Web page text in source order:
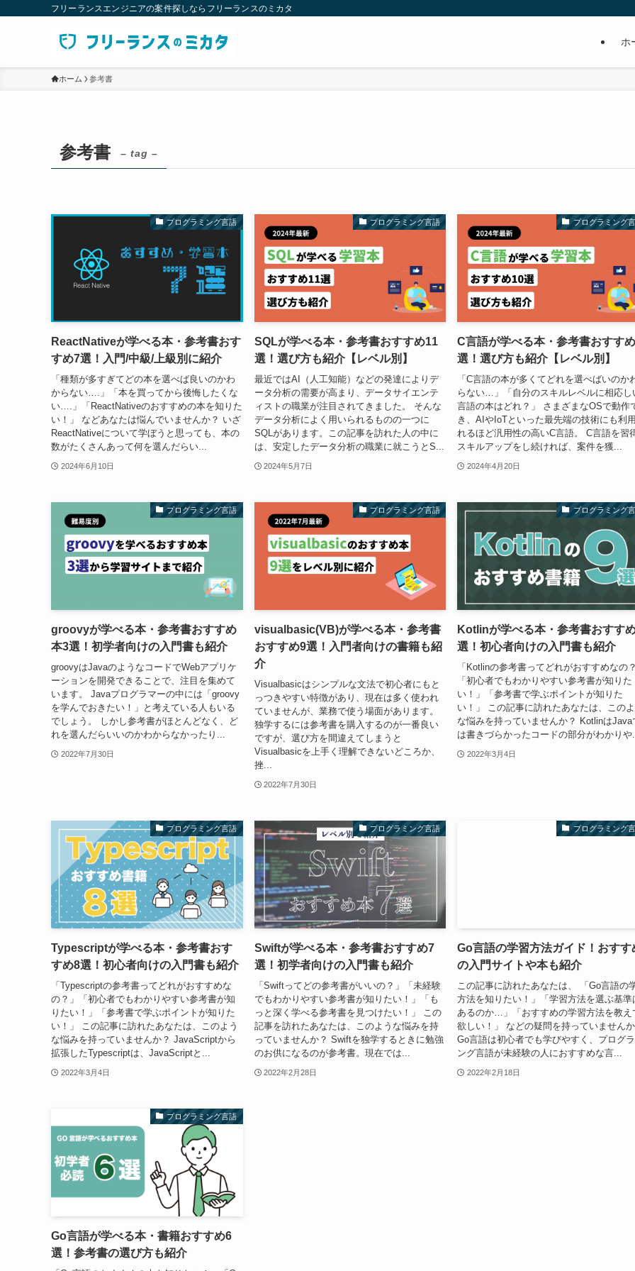
フリーランスエンジニアの案件探しならフリーランスのミカタ
ホ
ホーム 参考書
参考書 – tag –
プログラミング言語
ReactNativeが学べる本・参考書おす
すめ7選！入門/中級/上級別に紹介
「種類が多すぎてどの本を選べば良いのかわ
からない….」「本を買ってから後悔したくな
い….」「ReactNativeのおすすめの本を知りた
い！」 などあなたは悩んでいませんか？ いざ
ReactNativeについて学ぼうと思っても、本の
数がたくさんあって何を選んだらい...
2024年6月10日
プログラミング言語
SQLが学べる本・参考書おすすめ11
選！選び方も紹介【レベル別】
最近ではAI（人工知能）などの発達によりデ
ータ分析の需要が高まり、データサイエンテ
ィストの職業が注目されてきました。 そんな
データ分析によく用いられるものの一つに
SQLがあります。この記事を訪れた人の中に
は、安定したデータ分析の職業に就こうとS...
2024年5月7日
プログラミング
C言語が学べる本・参考書おすす
選！選び方も紹介【レベル別】
「C言語の本が多くてどれを選べばいのか
らない…」「自分のスキルレベルに相応し
言語の本はどれ？」 さまざまなOSで動作
き、AIやIoTといった最先端の技術にも利
れるほど汎用性の高いC言語。 C言語を習
スキルアップをし続ければ、案件を獲...
2024年4月20日
プログラミング言語
groovyが学べる本・参考書おすすめ
本3選！初学者向けの入門書も紹介
groovyはJavaのようなコードでWebアプリケ
ーションを開発できることで、注目を集めて
います。 Javaプログラマーの中には「groovy
を学んでおきたい！」と考えている人もいる
でしょう。 しかし参考書がほとんどなく、ど
れを選んだらいいのかわからなかったり...
2022年7月30日
プログラミング言語
visualbasic(VB)が学べる本・参考書
おすすめ9選！入門者向けの書籍も紹
介
Visualbasicはシンプルな文法で初心者にもと
っつきやすい特徴があり、現在は多く使われ
ていませんが、業務で使う場面があります。
独学するには参考書を購入するのが一番良い
ですが、選び方を間違えてしまうと
Visualbasicを上手く理解できないどころか、
挫...
2022年7月30日
プログラミング
Kotlinが学べる本・参考書おすす
選！初心者向けの入門書も紹介
「Kotlinの参考書ってどれがおすすめなの？
「初心者でもわかりやすい参考書が知りた
い！」「参考書で学ぶポイントが知りた
い！」 この記事に訪れたあなたは、このよ
な悩みを持っていませんか？ KotlinはJava
は書きづらかったコードの部分がわかりや...
2022年3月4日
プログラミング言語
Typescriptが学べる本・参考書おす
すめ8選！初心者向けの入門書も紹介
「Typescriptの参考書ってどれがおすすめな
の？」「初心者でもわかりやすい参考書が知
りたい！」「参考書で学ぶポイントが知りた
い！」 この記事に訪れたあなたは、このよう
な悩みを持っていませんか？ JavaScriptから
拡張したTypescriptは、JavaScriptと...
2022年3月4日
プログラミング言語
Swiftが学べる本・参考書おすすめ7
選！初学者向けの入門書も紹介
「Swiftってどの参考書がいいの？」「未経験
でもわかりやすい参考書が知りたい！」「も
っと深く学べる参考書を見つけたい！」 この
記事を訪れたあなたは、このような悩みを持
っていませんか？ Swiftを独学するときに勉強
のお供になるのが参考書。現在では...
2022年2月28日
プログラミング
Go言語の学習方法ガイド！おすす
の入門サイトや本も紹介
この記事に訪れたあなたは、 「Go言語の
方法を知りたい！」「学習方法を選ぶ基準
あるのか…」「おすすめの学習方法を教え
欲しい！」 などの疑問を持っていませんか
Go言語は初心者でも学びやすく、プログラ
ング言語が未経験の人におすすめな言...
2022年2月18日
プログラミング言語
Go言語が学べる本・書籍おすすめ6
選！参考書の選び方も紹介